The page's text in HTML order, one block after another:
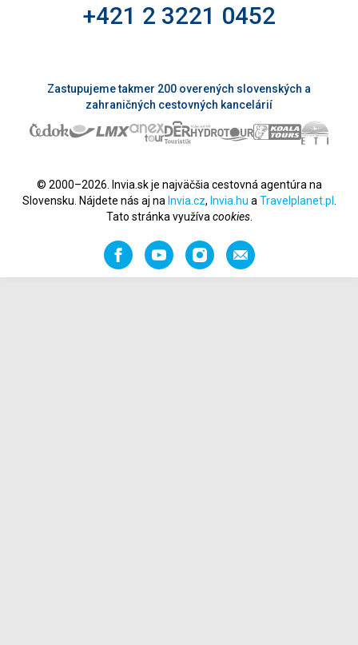
+421 2 3221 0452
Zastupujeme takmer 200 overených slovenských a
zahraničných cestovných kancelárií
© 2000–2026. Invia.sk je najväčšia cestovná agentúra na
Slovensku. Nájdete nás aj na Invia.cz, Invia.hu a Travelplanet.pl
Tato stránka využíva cookies.
FacebookYouTubeInstagramOdporučiť